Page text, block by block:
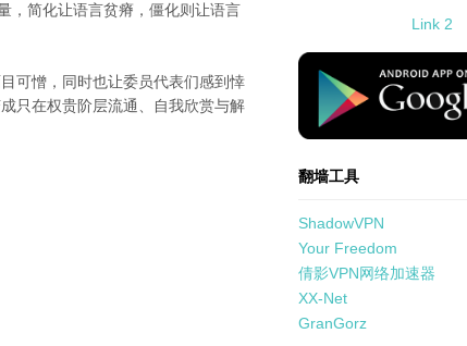
，简化让语言贫瘠，僵化则让语言
可憎，同时也让委员代表们感到悻
只在权贵阶层流通、自我欣赏与解
Link 2
standard-icon-
翻墙工具
ShadowVPN
Your Freedom
倩影VPN网络加速器
XX-Net
GranGorz